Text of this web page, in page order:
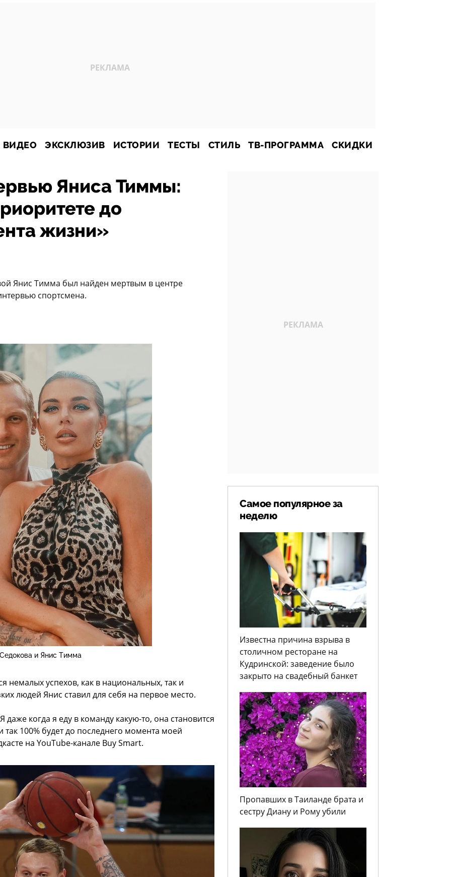
ВИДЕО ЭКСКЛЮЗИВ ИСТОРИИ ТЕСТЫ СТИЛЬ ТВ-ПРОГРАММА СКИДКИ
Яниса Тиммы:
до
жизни»
Янис Тимма был найден мертвым в центре
спортсмена.
и Янис Тимма
немалых успехов, как в национальных, так и
людей Янис ставил для себя на первое место.
когда я еду в команду какую-то, она становится
100% будет до последнего момента моей
на YouTube-канале Buy Smart.
Самое популярное за
неделю
Известна причина взрыва в
столичном ресторане на
Кудринской: заведение было
закрыто на свадебный банкет
Пропавших в Таиланде брата и
сестру Диану и Рому убили